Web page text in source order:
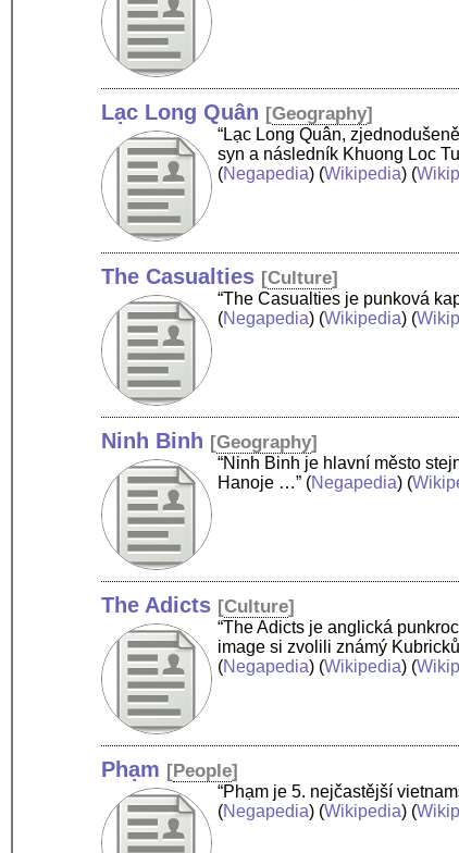
Lạc Long Quân [Geography]
“Lạc Long Quân,
syn a následník Khuong Loc
(Negapedia) (Wikipedia) (
The Casualties [Culture]
“The Casualties je punková
(Negapedia) (Wikipedia) (
Ninh Binh [Geography]
“Ninh Binh je hlavní město
Hanoje …” (Negapedia) (
The Adicts [Culture]
“The Adicts je anglická
image si zvolili známý
(Negapedia) (Wikipedia) (
Phạm [People]
“Phạm je 5. nejčastější
(Negapedia) (Wikipedia) (